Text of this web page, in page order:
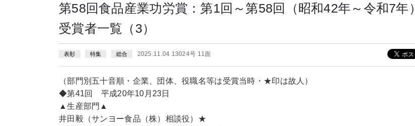
第58回食品産業功労賞：第1回～第58回（昭和42年～令和7年）
受賞者一覧（3）
表彰 特集 総合 2025.11.04 13024号 11面
（部門別五十音順・企業、団体、役職名等は受賞当時・★印は故人）
◆第41回 平成20年10月23日
▲生産部門▲
井田毅（サンヨー食品（株）相談役）★